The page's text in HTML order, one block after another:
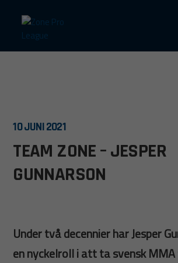
10 JUNI 2021
TEAM ZONE – JESPER
GUNNARSON
Under två decennier har Jesper
en nyckelroll i att ta svensk